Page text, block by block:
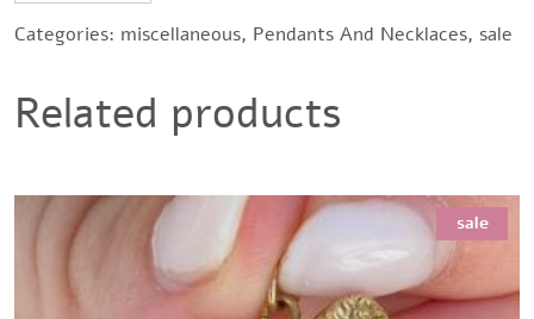
Categories: miscellaneous, Pendants And Necklaces, sale
Related products
sale